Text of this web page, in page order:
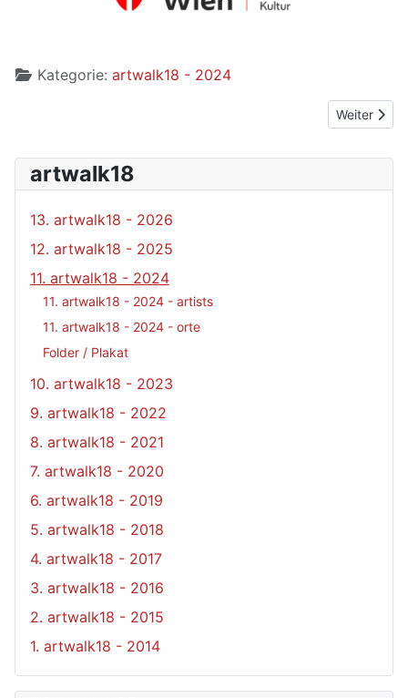
Kategorie: artwalk18 - 2024
Nächster
Weiter
artwalk18
13. artwalk18 - 2026
12. artwalk18 - 2025
11. artwalk18 - 2024
11. artwalk18 - 2024 - artists
11. artwalk18 - 2024 - orte
Folder / Plakat
10. artwalk18 - 2023
9. artwalk18 - 2022
8. artwalk18 - 2021
7. artwalk18 - 2020
6. artwalk18 - 2019
5. artwalk18 - 2018
4. artwalk18 - 2017
3. artwalk18 - 2016
2. artwalk18 - 2015
1. artwalk18 - 2014